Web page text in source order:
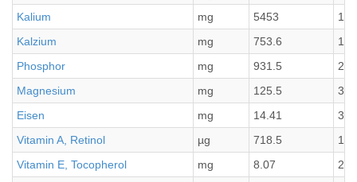
Kalium
mg 5453
Kalzium
mg 753.6
Phosphor
mg 931.5
Magnesium
mg 125.5
Eisen
mg 14.41
3.6
Vitamin A, Retinol
µg 718.5
Vitamin E, Tocopherol
mg 8.07